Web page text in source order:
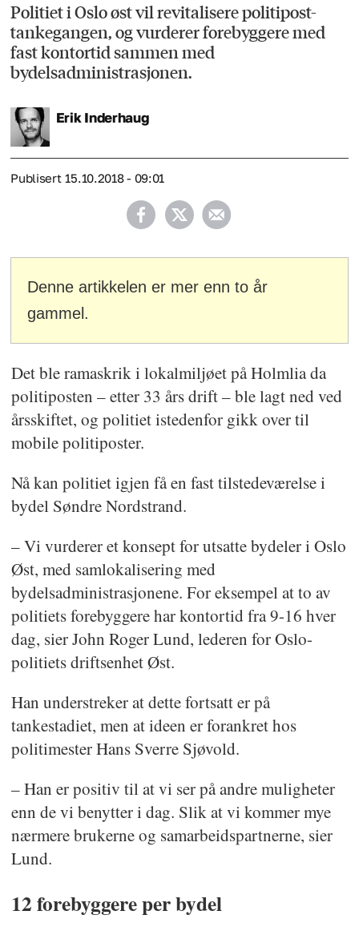
Politiet i Oslo øst vil revitalisere politipost-
tankegangen, og vurderer forebyggere med
fast kontortid sammen med
bydelsadministrasjonen.
Erik Inderhaug
Publisert 15.10.2018 - 09:01
Denne artikkelen er mer enn to år
gammel.
Det ble ramaskrik i lokalmiljøet på Holmlia da
politiposten – etter 33 års drift – ble lagt ned ved
årsskiftet, og politiet istedenfor gikk over til
mobile politiposter.
Nå kan politiet igjen få en fast tilstedeværelse i
bydel Søndre Nordstrand.
– Vi vurderer et konsept for utsatte bydeler i Oslo
Øst, med samlokalisering med
bydelsadministrasjonene. For eksempel at to av
politiets forebyggere har kontortid fra 9-16 hver
dag, sier John Roger Lund, lederen for Oslo-
politiets driftsenhet Øst.
Han understreker at dette fortsatt er på
tankestadiet, men at ideen er forankret hos
politimester Hans Sverre Sjøvold.
– Han er positiv til at vi ser på andre muligheter
enn de vi benytter i dag. Slik at vi kommer mye
nærmere brukerne og samarbeidspartnerne, sier
Lund.
12 forebyggere per bydel